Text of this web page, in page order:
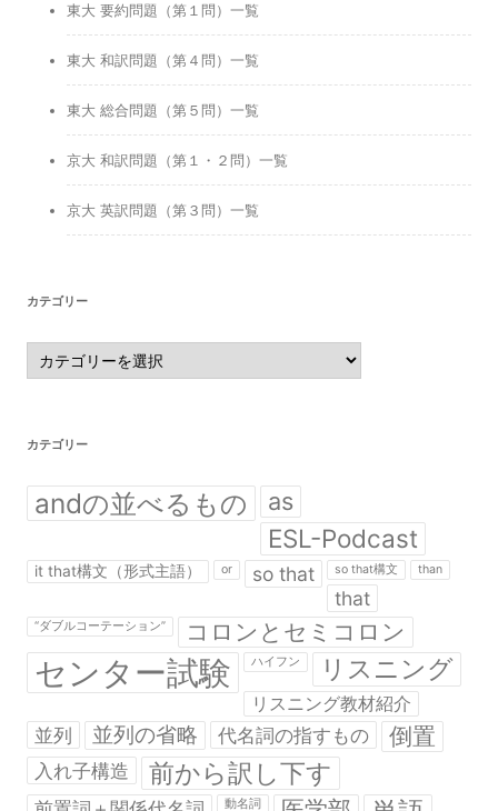
東大 要約問題（第１問）一覧
東大 和訳問題（第４問）一覧
東大 総合問題（第５問）一覧
京大 和訳問題（第１・２問）一覧
京大 英訳問題（第３問）一覧
カテゴリー
カ
テ
ゴ
カテゴリー
andの並べるもの as
ESL-Podcast
it that構文（形式主語） or so that so that構文 than
that
“ダブルコーテーション” コロンとセミコロン
センター試験 ハイフン リスニング
リスニング教材紹介
並列 並列の省略 代名詞の指すもの 倒置
入れ子構造 前から訳し下す
動名詞